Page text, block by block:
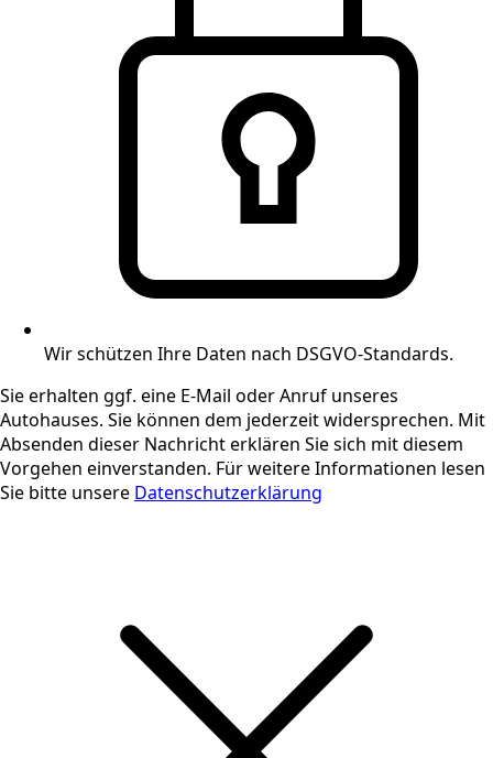
Wir schützen Ihre Daten nach DSGVO-Standards.
Sie erhalten ggf. eine E-Mail oder Anruf unseres
Autohauses. Sie können dem jederzeit widersprechen. Mit
Absenden dieser Nachricht erklären Sie sich mit diesem
Vorgehen einverstanden. Für weitere Informationen lesen
Sie bitte unsere Datenschutzerklärung